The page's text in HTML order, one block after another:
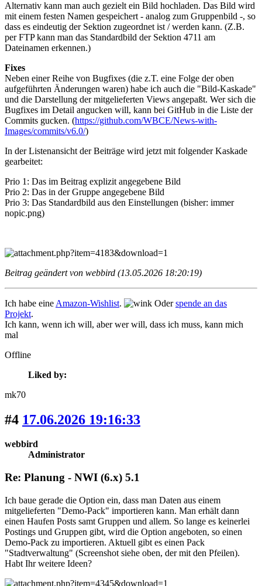
Alternativ kann man auch gezielt ein Bild hochladen. Das Bild wird
mit einem festen Namen gespeichert - analog zum Gruppenbild -, so
dass es eindeutig der Sektion zugeordnet ist / werden kann. (Z.B.
per FTP kann man das Standardbild der Sektion 4711 am
Dateinamen erkennen.)
Fixes
Neben einer Reihe von Bugfixes (die z.T. eine Folge der oben
aufgeführten Änderungen waren) habe ich auch die "Bild-Kaskade"
und die Darstellung der mitgelieferten Views angepaßt. Wer sich die
Bugfixes im Detail angucken will, kann bei GitHub in die Liste der
Commits gucken. (https://github.com/WBCE/News-with-
Images/commits/v6.0/)
In der Listenansicht der Beiträge wird jetzt mit folgender Kaskade
gearbeitet:
Prio 1: Das im Beitrag explizit angegebene Bild
Prio 2: Das in der Gruppe angegebene Bild
Prio 3: Das Standardbild aus den Einstellungen (bisher: immer
nopic.png)
Beitrag geändert von webbird (13.05.2026 18:20:19)
Ich habe eine Amazon-Wishlist. Oderspende an das
Projekt.
Ich kann, wenn ich will, aber wer will, dass ich muss, kann mich
mal
Offline
Liked by:
mk70
#4 17.06.2026 19:16:33
webbird
Administrator
Re: Planung - NWI (6.x) 5.1
Ich baue gerade die Option ein, dass man Daten aus einem
mitgelieferten "Demo-Pack" importieren kann. Man erhält dann
einen Haufen Posts samt Gruppen und allem. So lange es keinerlei
Postings und Gruppen gibt, wird die Option angeboten, so einen
Demo-Pack zu importieren. Aktuell gibt es einen Pack
"Stadtverwaltung" (Screenshot siehe oben, der mit den Pfeilen).
Habt Ihr weitere Ideen?